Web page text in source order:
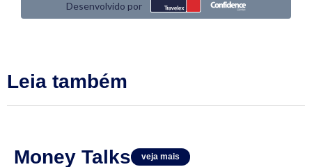
Leia também
Money Talks veja mais